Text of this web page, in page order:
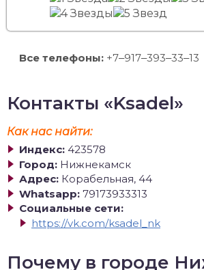
Все телефоны: +7‒917‒393‒33‒13
Контакты «Ksadel»
Как нас найти:
Индекс: 423578
Город: Нижнекамск
Адрес: Корабельная, 44
Whatsapp: 79173933313
Социальные сети:
https://vk.com/ksadel_nk
Почему в городе